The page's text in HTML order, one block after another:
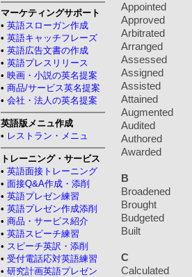
マーケティングサポート
• 英語スローガン作成
• 英語キャッチフレーズ
• 英語広告文書の作成
• 英語プレスリリース
• 映画・小説の英名提案
• 商品/サービス英名提案
• 会社・法人の英名提案
英語版メニュ作成
• レストラン・メニュ
トレーニング・サービス
• 英語面接トレーニング
• 面接Q&A作成・添削
• 英語プレゼン練習
• 英語プレゼン作成添削
• 商品・サービス紹介
• 英語スピーチ練習
• スピーチ英訳・添削
• 受付電話応対英語練習
• 研究計画英語プレゼン
Appointed
Approved
Arbitrated
Arranged
Assessed
Assigned
Assisted
Attained
Augmented
Audited
Authored
Awarded
B
Broadened
Brought
Budgeted
Built
C
Calculated